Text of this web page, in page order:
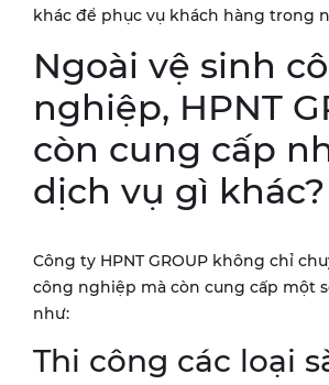
khác để phục vụ khách hàng trong
Ngoài vệ sinh
nghiệp, HPNT
còn cung cấp
dịch vụ gì khác?
Công ty HPNT GROUP không chỉ
công nghiệp mà còn cung cấp một
như:
Thi công các loại